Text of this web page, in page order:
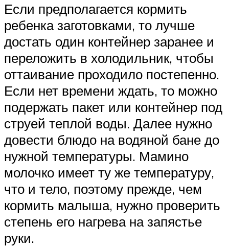
Если предполагается кормить
ребенка заготовками, то лучше
достать один контейнер заранее и
переложить в холодильник, чтобы
оттаивание проходило постепенно.
Если нет времени ждать, то можно
подержать пакет или контейнер под
струей теплой воды. Далее нужно
довести блюдо на водяной бане до
нужной температуры. Мамино
молочко имеет ту же температуру,
что и тело, поэтому прежде, чем
кормить малыша, нужно проверить
степень его нагрева на запястье
руки.